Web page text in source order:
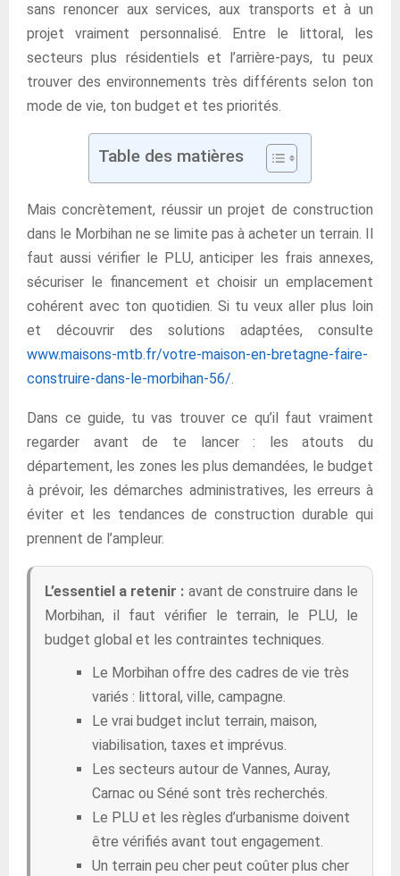
sans renoncer aux services, aux transports et à un
projet vraiment personnalisé. Entre le littoral, les
secteurs plus résidentiels et l’arrière-pays, tu peux
trouver des environnements très différents selon ton
mode de vie, ton budget et tes priorités.
Table des matières
Mais concrètement, réussir un projet de construction
dans le Morbihan ne se limite pas à acheter un terrain. Il
faut aussi vérifier le PLU, anticiper les frais annexes,
sécuriser le financement et choisir un emplacement
cohérent avec ton quotidien. Si tu veux aller plus loin
et découvrir des solutions adaptées, consulte
www.maisons-mtb.fr/votre-maison-en-bretagne-faire-
construire-dans-le-morbihan-56/.
Dans ce guide, tu vas trouver ce qu’il faut vraiment
regarder avant de te lancer : les atouts du
département, les zones les plus demandées, le budget
à prévoir, les démarches administratives, les erreurs à
éviter et les tendances de construction durable qui
prennent de l’ampleur.
L’essentiel a retenir : avant de construire dans le
Morbihan, il faut vérifier le terrain, le PLU, le
budget global et les contraintes techniques.
Le Morbihan offre des cadres de vie très
variés : littoral, ville, campagne.
Le vrai budget inclut terrain, maison,
viabilisation, taxes et imprévus.
Les secteurs autour de Vannes, Auray,
Carnac ou Séné sont très recherchés.
Le PLU et les règles d’urbanisme doivent
être vérifiés avant tout engagement.
Un terrain peu cher peut coûter plus cher